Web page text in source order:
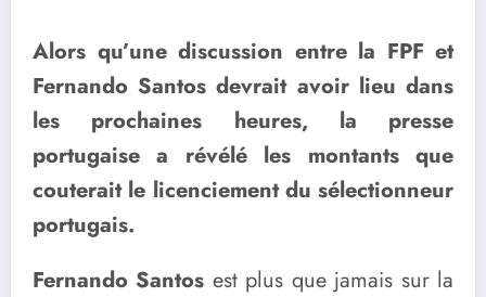
Alors qu’une discussion entre la FPF et
Fernando Santos devrait avoir lieu dans
les prochaines heures, la presse
portugaise a révélé les montants que
couterait le licenciement du sélectionneur
portugais.
Fernando Santos est plus que jamais sur la